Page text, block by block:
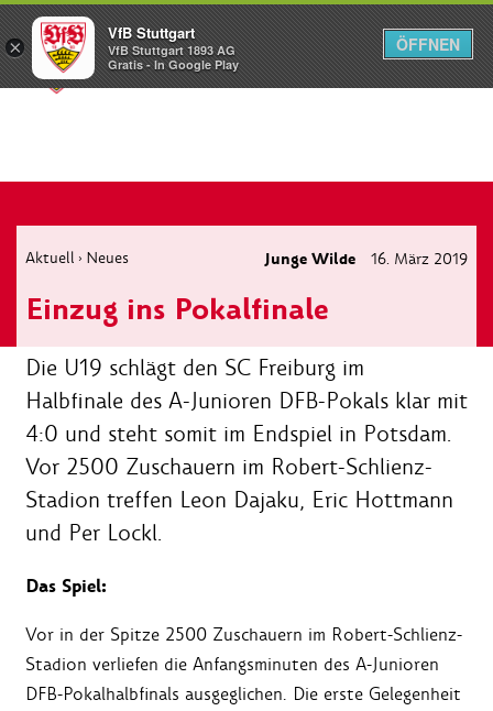
Menü
Aktuell › Neues Junge Wilde 16. März 2019
Einzug ins Pokalfinale
Die U19 schlägt den SC Freiburg im
Halbfinale des A-Junioren DFB-Pokals klar mit
4:0 und steht somit im Endspiel in Potsdam.
Vor 2500 Zuschauern im Robert-Schlienz-
Stadion treffen Leon Dajaku, Eric Hottmann
und Per Lockl.
Das Spiel:
Vor in der Spitze 2500 Zuschauern im Robert-Schlienz-
Stadion verliefen die Anfangsminuten des A-Junioren
DFB-Pokalhalbfinals ausgeglichen. Die erste Gelegenheit
×
VfB Stuttgart
VfB Stuttgart 1893 AG
Gratis - In Google Play
ÖFFNEN